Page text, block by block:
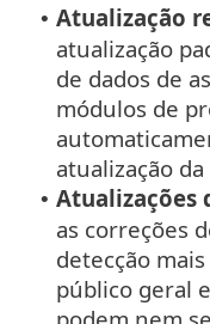
• Atualização
atualização
de dados de
módulos de
atualização da
• Atualizações
as correções
detecção
público geral